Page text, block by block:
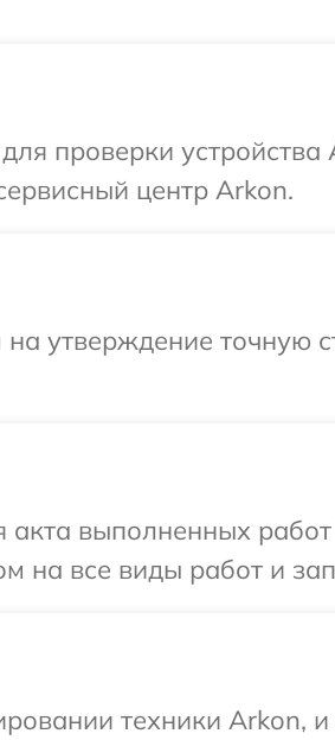
проверки
центр Arkon.
утверждение точную
акта выполненных
на все виды работ и
техники Arkon,